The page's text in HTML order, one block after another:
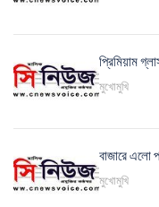
প্রিমিয়াম
মুখোমুখি
বাজারে এলো
মুখোমুখি